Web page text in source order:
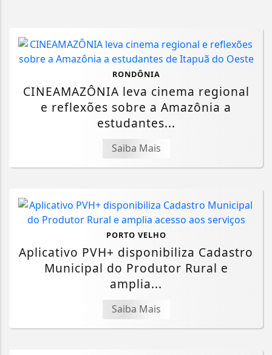
RONDÔNIA
CINEAMAZÔNIA leva cinema regional
e reflexões sobre a Amazônia a
estudantes...
Saiba Mais
PORTO VELHO
Aplicativo PVH+ disponibiliza Cadastro
Municipal do Produtor Rural e
amplia...
Saiba Mais